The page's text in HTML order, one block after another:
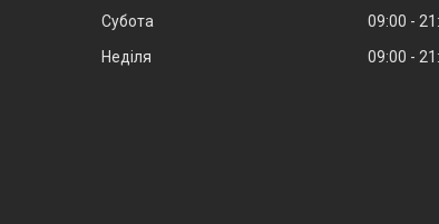
Субота
09:00
Неділя
09:00